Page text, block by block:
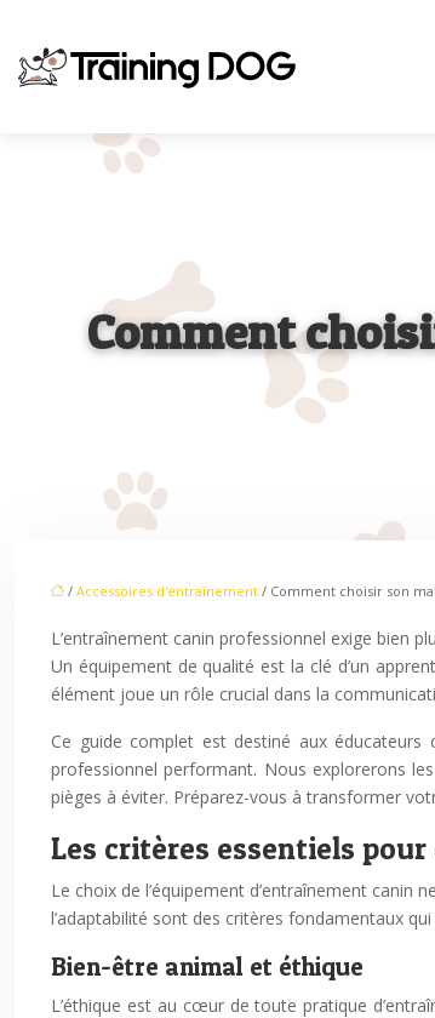
Comment
/ Accessoires d'entraînement / Comment choisir son
L’entraînement canin professionnel exige bien
Un équipement de qualité est la clé d’un
élément joue un rôle crucial dans la
Ce guide complet est destiné aux
professionnel performant. Nous explorerons
pièges à éviter. Préparez-vous à transformer
Les critères essentiels
Le choix de l’équipement d’entraînement
l’adaptabilité sont des critères fondamentaux
Bien-être animal et éthique
L’éthique est au cœur de toute pratique